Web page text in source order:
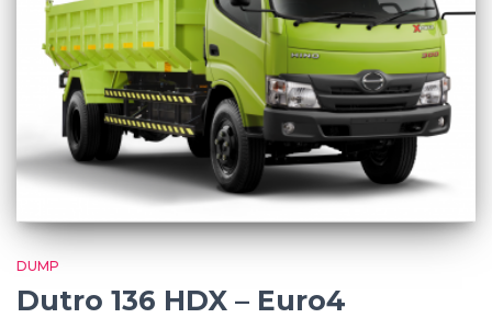
DUMP
Dutro 136 HDX – Euro4